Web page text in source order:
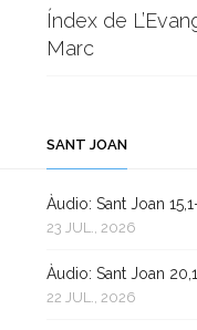
Índex de
Marc
SANT JOAN
Àudio: Sant Joan
23 JUL., 2026
Àudio: Sant Joan
22 JUL., 2026